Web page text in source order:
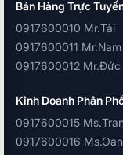
Bán Hàng Trực
0917600010 Mr.Tài
0917600011 Mr.Nam
0917600012 Mr.Đức
Kinh Doanh Phân
0917600015
0917600016